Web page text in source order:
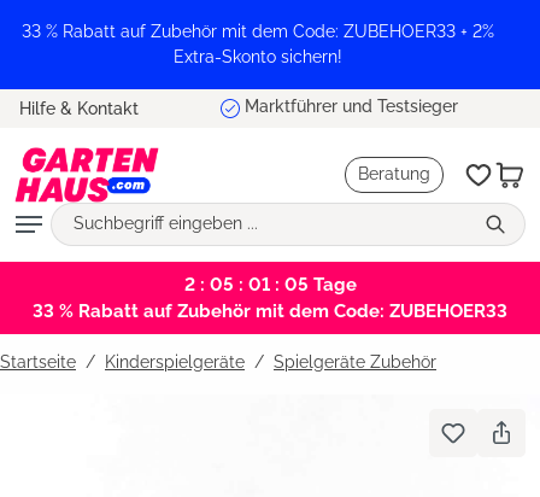
springen
33 % Rabatt auf Zubehör mit dem Code: ZUBEHOER33 + 2%
Extra-Skonto sichern!
Hilfe & Kontakt Marktführer und Testsieger
Beratung
2 : 05 : 01 : 05 Tage
33 % Rabatt auf Zubehör mit dem Code: ZUBEHOER33
Startseite Kinderspielgeräte / Spielgeräte Zubehör